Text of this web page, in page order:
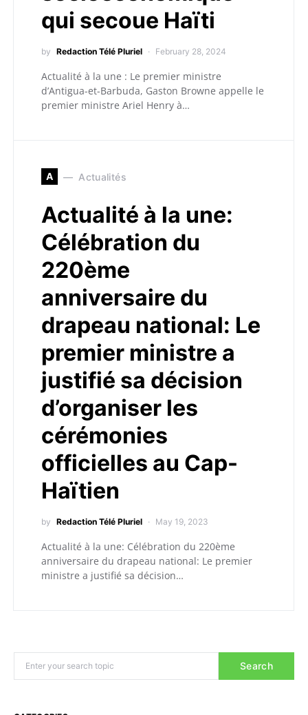
qui secoue Haïti
by Redaction Télé Pluriel February 28, 2024
Actualité à la une : Le premier ministre
d’Antigua-et-Barbuda, Gaston Browne appelle le
premier ministre Ariel Henry à…
A Actualités
Actualité à la une:
Célébration du
220ème
anniversaire du
drapeau national: Le
premier ministre a
justifié sa décision
d’organiser les
cérémonies
officielles au Cap-
Haïtien
by Redaction Télé Pluriel May 19, 2023
Actualité à la une: Célébration du 220ème
anniversaire du drapeau national: Le premier
ministre a justifié sa décision…
Search